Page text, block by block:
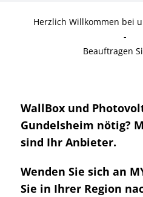
Herzlich Willkommen bei
-
Beauftragen
WallBox und
Gundelsheim nötig?
sind Ihr Anbieter.
Wenden Sie sich an
Sie in Ihrer Region